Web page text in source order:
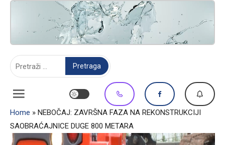
RADIO TELEVIZIJA VOGOŠĆA
Home » NEBOČAJ: ZAVRŠNA FAZA NA REKONSTRUKCIJI
SAOBRAĆAJNICE DUGE 800 METARA